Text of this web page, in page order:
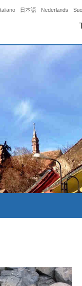
日本語 Nederlands